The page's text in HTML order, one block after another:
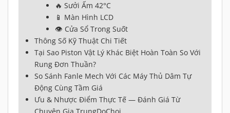
🔥 Sưởi Ấm 42°C
📱 Màn Hình LCD
👁️ Cửa Sổ Trong Suốt
Thông Số Kỹ Thuật Chi Tiết
Tại Sao Piston Vật Lý Khác Biệt Hoàn Toàn So Với
Rung Đơn Thuần?
So Sánh Fanle Mech Với Các Máy Thủ Dâm Tự
Động Cùng Tầm Giá
Ưu & Nhược Điểm Thực Tế — Đánh Giá Từ